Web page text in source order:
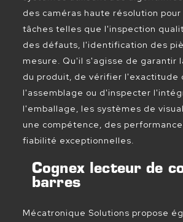
des caméras haute résolution
tâches telles que l'inspection
des défauts, l'identification des
mesure. Qu'il s'agisse de garantir
du produit, de vérifier l'exactitude
l'assemblage ou d'inspecter
l'emballage, les systèmes de
une compétence, des
fiabilité exceptionnelles.
Cognex lecteur de
barres
Mécatronique Solutions propose